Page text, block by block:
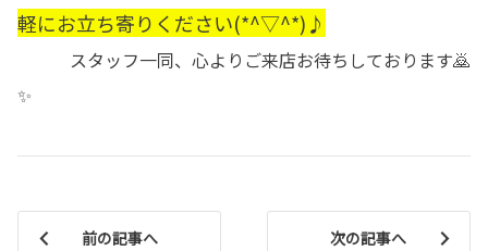
軽にお立ち寄りください(*^▽^*)♪
スタッフ一同、心よりご来店お待ちしております🙇
✨
前の記事へ 次の記事へ